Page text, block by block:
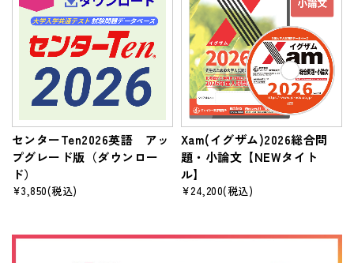
センターTen2026英語 アッ
プグレード版（ダウンロー
ド）
¥3,850(税込)
Xam(イグザム)2026総合問
題・小論文【NEWタイト
ル】
¥24,200(税込)